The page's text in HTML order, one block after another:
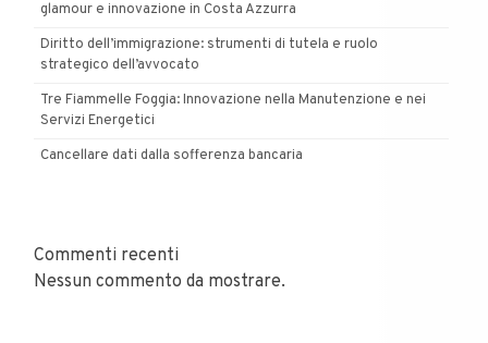
glamour e innovazione in Costa Azzurra
Diritto dell’immigrazione: strumenti di tutela e ruolo
strategico dell’avvocato
Tre Fiammelle Foggia: Innovazione nella Manutenzione e nei
Servizi Energetici
Cancellare dati dalla sofferenza bancaria
Commenti recenti
Nessun commento da mostrare.